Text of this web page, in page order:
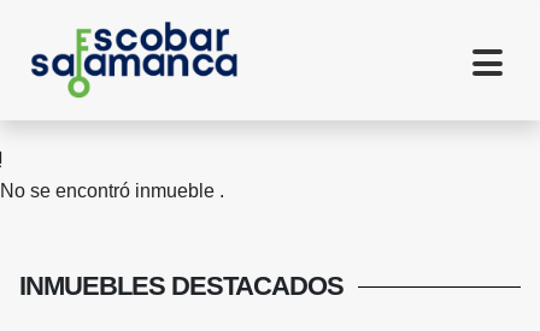
No se encontró inmueble .
INMUEBLES DESTACADOS